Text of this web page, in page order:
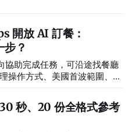
開放 AI 訂餐：
？
協助完成任務，可沿途找餐廳
操作方式、美國首波範圍、合
秒、20 份全格式參考